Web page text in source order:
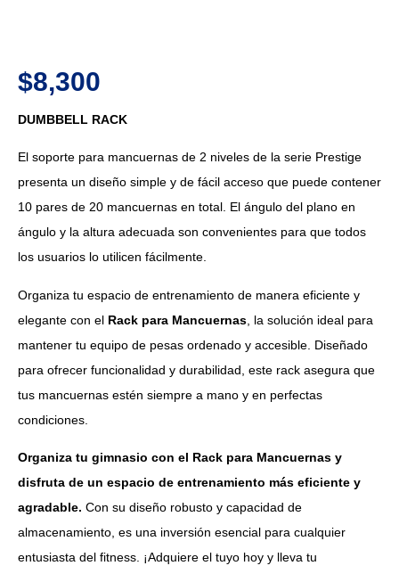
$8,300
DUMBBELL RACK
El soporte para mancuernas de 2 niveles de la serie Prestige
presenta un diseño simple y de fácil acceso que puede contener
10 pares de 20 mancuernas en total. El ángulo del plano en
ángulo y la altura adecuada son convenientes para que todos
los usuarios lo utilicen fácilmente.
Organiza tu espacio de entrenamiento de manera eficiente y
elegante con el Rack para Mancuernas , la solución ideal para
mantener tu equipo de pesas ordenado y accesible. Diseñado
para ofrecer funcionalidad y durabilidad, este rack asegura que
tus mancuernas estén siempre a mano y en perfectas
condiciones.
Organiza tu gimnasio con el Rack para Mancuernas y
disfruta de un espacio de entrenamiento más eficiente y
agradable. Con su diseño robusto y capacidad de
almacenamiento, es una inversión esencial para cualquier
entusiasta del fitness. ¡Adquiere el tuyo hoy y lleva tu